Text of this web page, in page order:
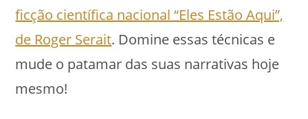
ficção científica nacional “Eles Estão Aqui”,
de Roger Serait. Domine essas técnicas e
mude o patamar das suas narrativas hoje
mesmo!